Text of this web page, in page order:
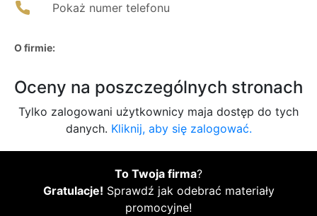
Pokaż numer telefonu
O firmie:
Oceny na poszczególnych stronach
Tylko zalogowani użytkownicy maja dostęp do tych
danych. Kliknij, aby się zalogować.
To Twoja firma?
Gratulacje! Sprawdź jak odebrać materiały
promocyjne!